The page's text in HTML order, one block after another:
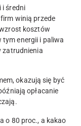
i średni
winią przede
kosztów
tym energii i paliwa
zatrudnienia
okazują się być
opłacanie
o 80 proc., a kakao